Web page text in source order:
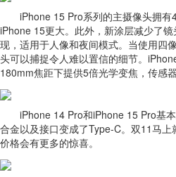
iPhone 15 Pro系列的主摄像头拥有
iPhone 15更大。此外，新涂层减少了
现，适用于人像和夜间模式。当使用四
头可以捕捉令人难以置信的细节。
180mm焦距下提供5倍光学变焦，传感
iPhone 14 Pro和iPhone 15 Pro基本
合金以及接口变成了Type-C。双11马
价格会有更多的惊喜。